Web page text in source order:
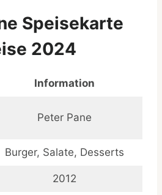
Speisekarte
2024
Information
Peter Pane
Burger, Salate, Desserts
2012